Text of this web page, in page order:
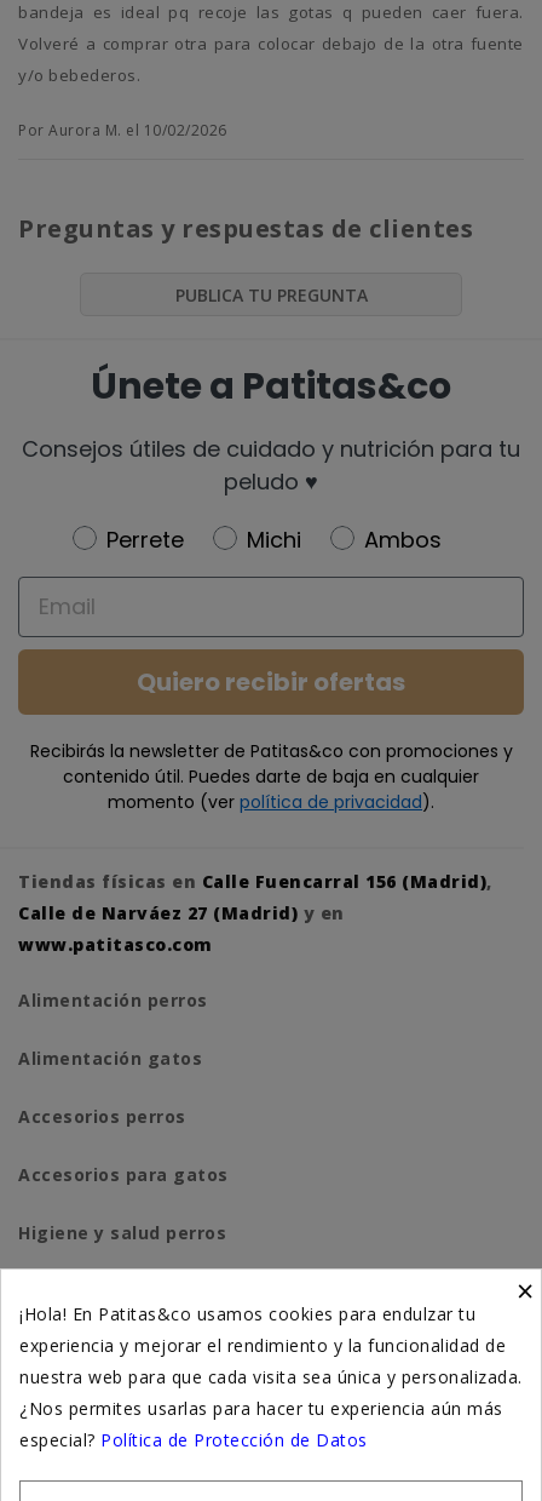
bandeja es ideal pq recoje las gotas q pueden caer fuera.
Volveré a comprar otra para colocar debajo de la otra fuente
y/o bebederos.
Por Aurora M. el 10/02/2026
Preguntas y respuestas de clientes
PUBLICA TU PREGUNTA
Únete a Patitas&co
Consejos útiles de cuidado y nutrición para tu
peludo ♥️
Newsletter
Perrete Michi
Ambos
Email
Quiero recibir ofertas
Recibirás la newsletter de Patitas&co con promociones y
contenido útil. Puedes darte de baja en cualquier
momento (ver política de privacidad).
Tiendas físicas en Calle Fuencarral 156 (Madrid),
Calle de Narváez 27 (Madrid) y en
www.patitasco.com
Alimentación perros
Alimentación gatos
Accesorios perros
Accesorios para gatos
Higiene y salud perros
Suplementación natural
Otros
×
¡Hola! En Patitas&co usamos cookies para endulzar tu
experiencia y mejorar el rendimiento y la funcionalidad de
nuestra web para que cada visita sea única y personalizada.
¿Nos permites usarlas para hacer tu experiencia aún más
especial? Política de Protección de Datos